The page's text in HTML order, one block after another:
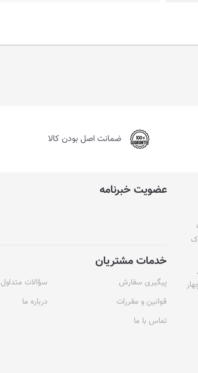
ضمانت اصل بودن کالا
عضویت خبرنامه
خدمات مشتریان
پیگیری سفارش
سؤالات متداول
قوانین و مقررات
درباره ما
تماس با ما